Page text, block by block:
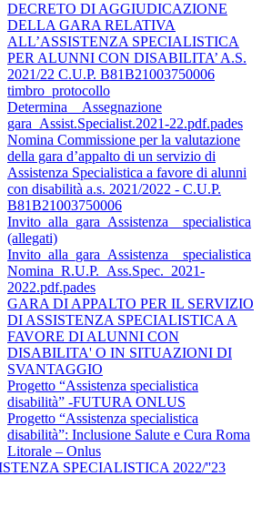
DECRETO DI AGGIUDICAZIONE
DELLA GARA RELATIVA
ALL’ASSISTENZA SPECIALISTICA
PER ALUNNI CON DISABILITA’ A.S.
2021/22 C.U.P. B81B21003750006
timbro_protocollo
Determina__Assegnazione
gara_Assist.Specialist.2021-22.pdf.pades
Nomina Commissione per la valutazione
della gara d’appalto di un servizio di
Assistenza Specialistica a favore di alunni
con disabilità a.s. 2021/2022 - C.U.P.
B81B21003750006
Invito_alla_gara_Assistenza__specialistica
(allegati)
Invito_alla_gara_Assistenza__specialistica
Nomina_R.U.P._Ass.Spec._2021-
2022.pdf.pades
GARA DI APPALTO PER IL SERVIZIO
DI ASSISTENZA SPECIALISTICA A
FAVORE DI ALUNNI CON
DISABILITA' O IN SITUAZIONI DI
SVANTAGGIO
Progetto “Assistenza specialistica
disabilità” -FUTURA ONLUS
Progetto “Assistenza specialistica
disabilità”: Inclusione Salute e Cura Roma
Litorale – Onlus
SPECIALISTICA 2022/''23